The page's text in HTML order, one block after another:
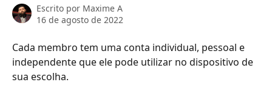
Escrito por Maxime A
16 de agosto de 2022
Cada membro tem uma conta individual, pessoal e
independente que ele pode utilizar no dispositivo de
sua escolha.